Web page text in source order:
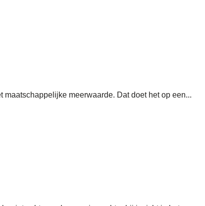
meerwaarde. Dat doet het op een...